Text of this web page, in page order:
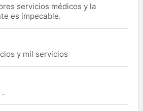
servicios médicos y la
es impecable.
y mil servicios